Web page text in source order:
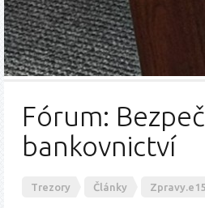
Fórum:
bankovnictví
Trezory Články